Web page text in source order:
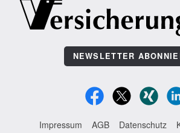
NEWSLETTER
Impressum AGB Datenschutz